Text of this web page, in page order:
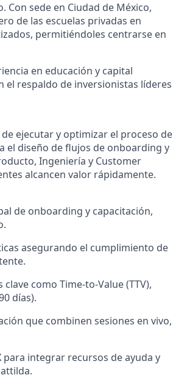
sede en Ciudad de México,
de las escuelas privadas en
permitiéndoles centrarse en
en educación y capital
el respaldo de inversionistas líderes
ejecutar y optimizar el proceso de
el diseño de flujos de onboarding y
Ingeniería y Customer
alcancen valor rápidamente.
de onboarding y capacitación,
asegurando el cumplimiento de
como Time-to-Value (TTV),
días).
que combinen sesiones en vivo,
integrar recursos de ayuda y